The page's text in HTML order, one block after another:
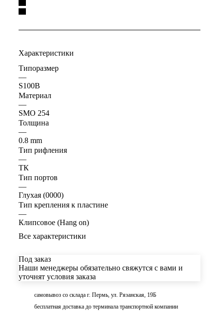
Характеристики
Типоразмер
—
S100B
Материал
—
SMO 254
Толщина
—
0.8 mm
Тип рифления
—
ТК
Тип портов
—
Глухая (0000)
Тип крепления к пластине
—
Клипсовое (Hang on)
Все характеристики
Под заказ
Наши менеджеры обязательно свяжутся с вами и
уточнят условия заказа
самовывоз со склада г. Пермь, ул. Рязанская, 19Б
бесплатная доставка до терминала транспортной компании